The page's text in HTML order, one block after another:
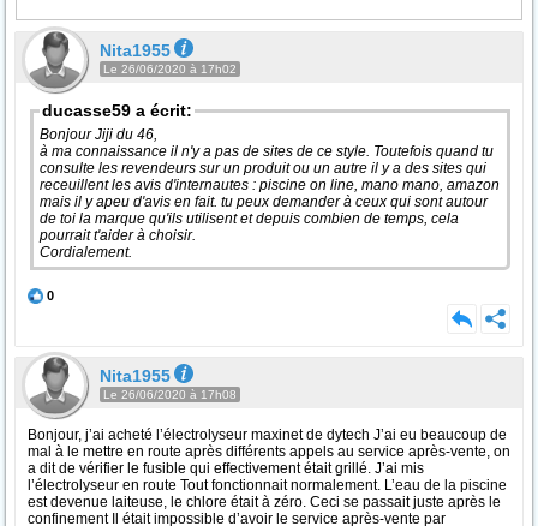
Nita1955
Le 26/06/2020 à 17h02
ducasse59 a écrit:
Bonjour Jiji du 46,
à ma connaissance il n'y a pas de sites de ce style. Toutefois quand tu
consulte les revendeurs sur un produit ou un autre il y a des sites qui
receuillent les avis d'internautes : piscine on line, mano mano, amazon
mais il y apeu d'avis en fait. tu peux demander à ceux qui sont autour
de toi la marque qu'ils utilisent et depuis combien de temps, cela
pourrait t'aider à choisir.
Cordialement.
0
Nita1955
Le 26/06/2020 à 17h08
Bonjour, j’ai acheté l’électrolyseur maxinet de dytech J’ai eu beaucoup de
mal à le mettre en route après différents appels au service après-vente, on
a dit de vérifier le fusible qui effectivement était grillé. J’ai mis
l’électrolyseur en route Tout fonctionnait normalement. L’eau de la piscine
est devenue laiteuse, le chlore était à zéro. Ceci se passait juste après le
confinement Il était impossible d’avoir le service après-vente par